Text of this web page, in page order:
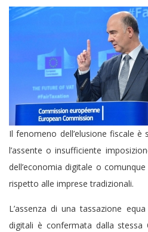
Il fenomeno dell’elusione fiscale
l’assente o insufficiente
dell’economia digitale o
rispetto alle imprese tradizionali.
L’assenza di una tassazione
digitali è confermata dalla stessa